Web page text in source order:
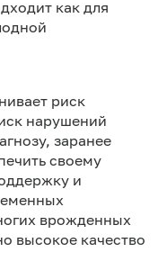
как для
риск
нарушений
заранее
своему
и
врожденных
высокое качество